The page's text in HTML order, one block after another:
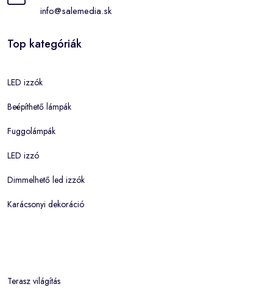
info@salemedia.sk
Top kategóriák
LED izzók
Beépíthető lámpák
Fuggolámpák
LED izzó
Dimmelhető led izzók
Karácsonyi dekoráció
Terasz világítás